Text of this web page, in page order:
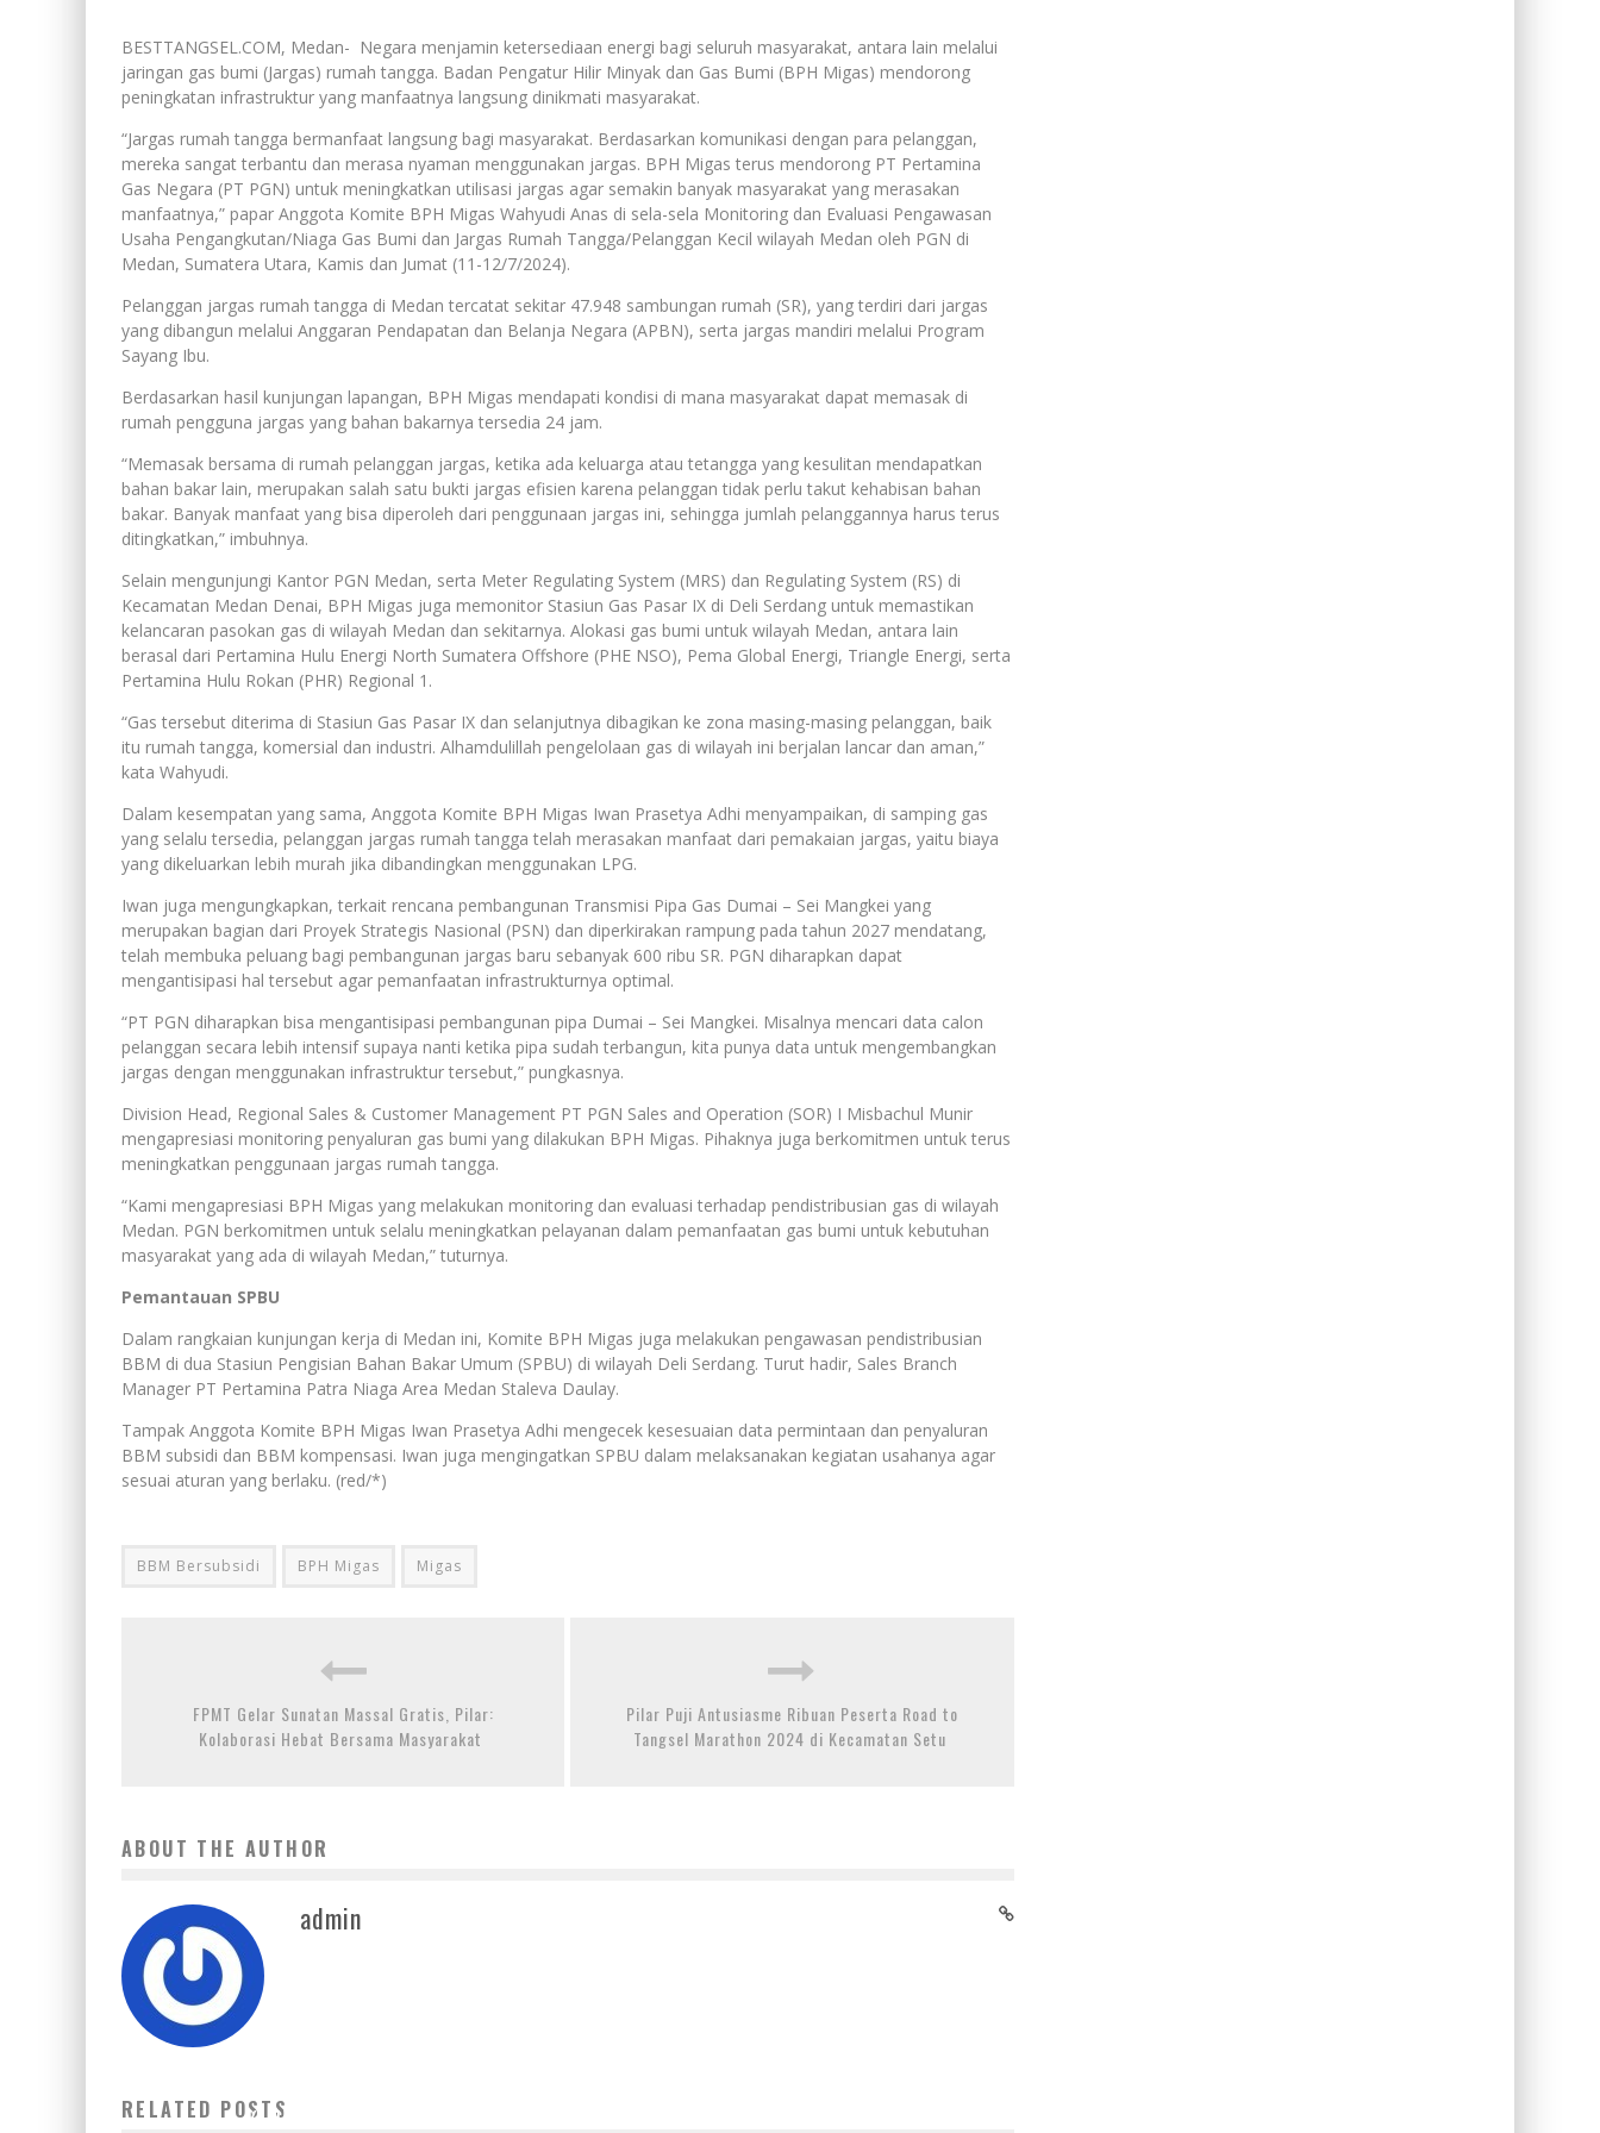
BESTTANGSEL.COM, Medan- Negara menjamin ketersediaan energi bagi seluruh masyarakat, antara lain melalui
jaringan gas bumi (Jargas) rumah tangga. Badan Pengatur Hilir Minyak dan Gas Bumi (BPH Migas) mendorong
peningkatan infrastruktur yang manfaatnya langsung dinikmati masyarakat.
“Jargas rumah tangga bermanfaat langsung bagi masyarakat. Berdasarkan komunikasi dengan para pelanggan,
mereka sangat terbantu dan merasa nyaman menggunakan jargas. BPH Migas terus mendorong PT Pertamina
Gas Negara (PT PGN) untuk meningkatkan utilisasi jargas agar semakin banyak masyarakat yang merasakan
manfaatnya,” papar Anggota Komite BPH Migas Wahyudi Anas di sela-sela Monitoring dan Evaluasi Pengawasan
Usaha Pengangkutan/Niaga Gas Bumi dan Jargas Rumah Tangga/Pelanggan Kecil wilayah Medan oleh PGN di
Medan, Sumatera Utara, Kamis dan Jumat (11-12/7/2024).
Pelanggan jargas rumah tangga di Medan tercatat sekitar 47.948 sambungan rumah (SR), yang terdiri dari jargas
yang dibangun melalui Anggaran Pendapatan dan Belanja Negara (APBN), serta jargas mandiri melalui Program
Sayang Ibu.
Berdasarkan hasil kunjungan lapangan, BPH Migas mendapati kondisi di mana masyarakat dapat memasak di
rumah pengguna jargas yang bahan bakarnya tersedia 24 jam.
“Memasak bersama di rumah pelanggan jargas, ketika ada keluarga atau tetangga yang kesulitan mendapatkan
bahan bakar lain, merupakan salah satu bukti jargas efisien karena pelanggan tidak perlu takut kehabisan bahan
bakar. Banyak manfaat yang bisa diperoleh dari penggunaan jargas ini, sehingga jumlah pelanggannya harus terus
ditingkatkan,” imbuhnya.
Selain mengunjungi Kantor PGN Medan, serta Meter Regulating System (MRS) dan Regulating System (RS) di
Kecamatan Medan Denai, BPH Migas juga memonitor Stasiun Gas Pasar IX di Deli Serdang untuk memastikan
kelancaran pasokan gas di wilayah Medan dan sekitarnya. Alokasi gas bumi untuk wilayah Medan, antara lain
berasal dari Pertamina Hulu Energi North Sumatera Offshore (PHE NSO), Pema Global Energi, Triangle Energi, serta
Pertamina Hulu Rokan (PHR) Regional 1.
“Gas tersebut diterima di Stasiun Gas Pasar IX dan selanjutnya dibagikan ke zona masing-masing pelanggan, baik
itu rumah tangga, komersial dan industri. Alhamdulillah pengelolaan gas di wilayah ini berjalan lancar dan aman,”
kata Wahyudi.
Dalam kesempatan yang sama, Anggota Komite BPH Migas Iwan Prasetya Adhi menyampaikan, di samping gas
yang selalu tersedia, pelanggan jargas rumah tangga telah merasakan manfaat dari pemakaian jargas, yaitu biaya
yang dikeluarkan lebih murah jika dibandingkan menggunakan LPG.
Iwan juga mengungkapkan, terkait rencana pembangunan Transmisi Pipa Gas Dumai – Sei Mangkei yang
merupakan bagian dari Proyek Strategis Nasional (PSN) dan diperkirakan rampung pada tahun 2027 mendatang,
telah membuka peluang bagi pembangunan jargas baru sebanyak 600 ribu SR. PGN diharapkan dapat
mengantisipasi hal tersebut agar pemanfaatan infrastrukturnya optimal.
“PT PGN diharapkan bisa mengantisipasi pembangunan pipa Dumai – Sei Mangkei. Misalnya mencari data calon
pelanggan secara lebih intensif supaya nanti ketika pipa sudah terbangun, kita punya data untuk mengembangkan
jargas dengan menggunakan infrastruktur tersebut,” pungkasnya.
Division Head, Regional Sales & Customer Management PT PGN Sales and Operation (SOR) I Misbachul Munir
mengapresiasi monitoring penyaluran gas bumi yang dilakukan BPH Migas. Pihaknya juga berkomitmen untuk terus
meningkatkan penggunaan jargas rumah tangga.
“Kami mengapresiasi BPH Migas yang melakukan monitoring dan evaluasi terhadap pendistribusian gas di wilayah
Medan. PGN berkomitmen untuk selalu meningkatkan pelayanan dalam pemanfaatan gas bumi untuk kebutuhan
masyarakat yang ada di wilayah Medan,” tuturnya.
Pemantauan SPBU
Dalam rangkaian kunjungan kerja di Medan ini, Komite BPH Migas juga melakukan pengawasan pendistribusian
BBM di dua Stasiun Pengisian Bahan Bakar Umum (SPBU) di wilayah Deli Serdang. Turut hadir, Sales Branch
Manager PT Pertamina Patra Niaga Area Medan Staleva Daulay.
Tampak Anggota Komite BPH Migas Iwan Prasetya Adhi mengecek kesesuaian data permintaan dan penyaluran
BBM subsidi dan BBM kompensasi. Iwan juga mengingatkan SPBU dalam melaksanakan kegiatan usahanya agar
sesuai aturan yang berlaku. (red/*)
BBM Bersubsidi BPH Migas Migas
FPMT Gelar Sunatan Massal Gratis, Pilar:
Kolaborasi Hebat Bersama Masyarakat
Pilar Puji Antusiasme Ribuan Peserta Road to
Tangsel Marathon 2024 di Kecamatan Setu
ABOUT THE AUTHOR
admin
RELATED POSTSKABUPATEN TANGERANG